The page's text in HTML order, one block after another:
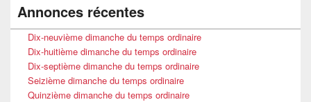
Annonces récentes
Dix-neuvième dimanche du temps ordinaire
Dix-huitième dimanche du temps ordinaire
Dix-septième dimanche du temps ordinaire
Seizième dimanche du temps ordinaire
Quinzième dimanche du temps ordinaire